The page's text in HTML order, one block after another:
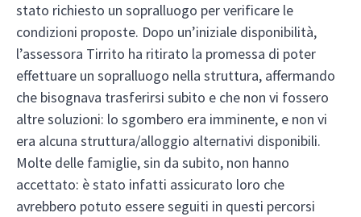
stato richiesto un sopralluogo per verificare le
condizioni proposte. Dopo un’iniziale disponibilità,
l’assessora Tirrito ha ritirato la promessa di poter
effettuare un sopralluogo nella struttura, affermando
che bisognava trasferirsi subito e che non vi fossero
altre soluzioni: lo sgombero era imminente, e non vi
era alcuna struttura/alloggio alternativi disponibili.
Molte delle famiglie, sin da subito, non hanno
accettato: è stato infatti assicurato loro che
avrebbero potuto essere seguiti in questi percorsi